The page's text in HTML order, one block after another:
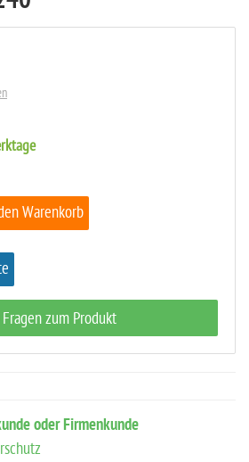
Warenkorb
Fragen zum Produkt
oder Firmenkunde